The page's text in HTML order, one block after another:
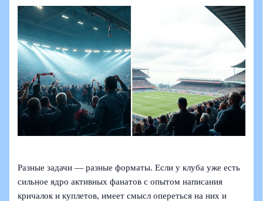
Разные задачи — разные форматы. Если у клуба уже есть
сильное ядро активных фанатов с опытом написания
кричалок и куплетов, имеет смысл опереться на них и